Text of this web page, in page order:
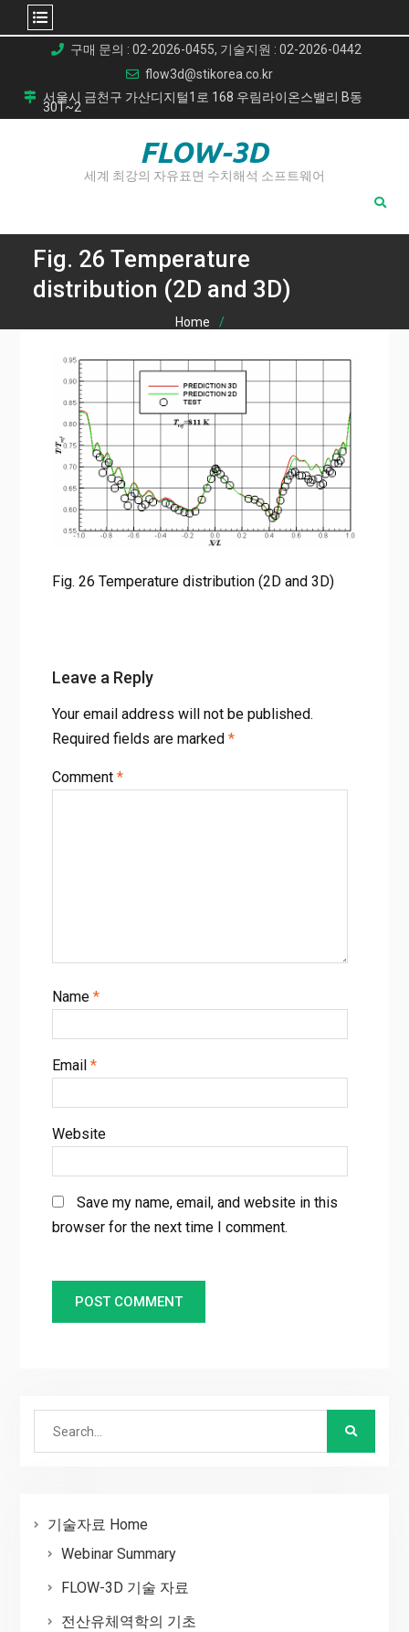
content
구매 문의 : 02-2026-0455, 기술지원 : 02-2026-0442
flow3d@stikorea.co.kr
서울시 금천구 가산디지털1로 168 우림라이온스밸리 B동
301~2
FLOW-3D
세계 최강의 자유표면 수치해석 소프트웨어
Fig. 26 Temperature
distribution (2D and 3D)
Home
션 연구
Fig. 26 Temperature distribution (2D and 3D)
Fig. 26 Temperature distribution (2D and 3D)
Leave a Reply
Your email address will not be published.
Required fields are marked *
Comment *
Name *
Email *
Website
Save my name, email, and website in this
browser for the next time I comment.
기술자료 Home
Webinar Summary
FLOW-3D 기술 자료
전산유체역학의 기초